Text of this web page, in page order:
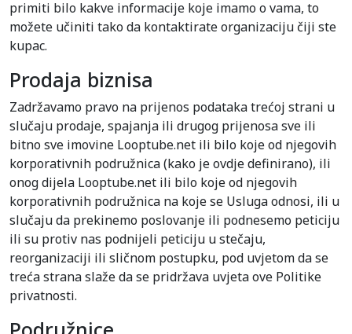
primiti bilo kakve informacije koje imamo o vama, to
možete učiniti tako da kontaktirate organizaciju čiji ste
kupac.
Prodaja biznisa
Zadržavamo pravo na prijenos podataka trećoj strani u
slučaju prodaje, spajanja ili drugog prijenosa sve ili
bitno sve imovine Looptube.net ili bilo koje od njegovih
korporativnih podružnica (kako je ovdje definirano), ili
onog dijela Looptube.net ili bilo koje od njegovih
korporativnih podružnica na koje se Usluga odnosi, ili u
slučaju da prekinemo poslovanje ili podnesemo peticiju
ili su protiv nas podnijeli peticiju u stečaju,
reorganizaciji ili sličnom postupku, pod uvjetom da se
treća strana slaže da se pridržava uvjeta ove Politike
privatnosti.